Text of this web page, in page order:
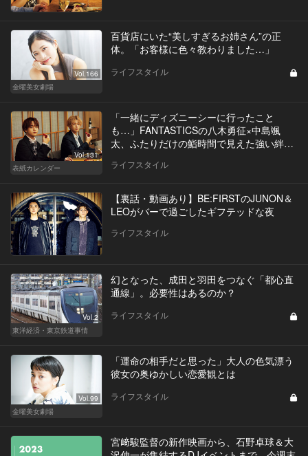
Vol.166
金曜美女劇場
百貨店にいた“美しすぎるお姉さん”の正
体。「お客様に色々教わりました…」
ライフスタイル
Vol.131
表紙カレンダー
「一緒にディズニーシーに行ったこと
も…」FANTASTICSの八木勇征×中島颯
太、ふたりだけの鮨時間で見えた強い絆と
ライフスタイル
【裏話・動画あり】BE:FIRSTのJUNON＆
LEOがバーで過ごしたギフテッドな夜
ライフスタイル
Vol.2
東洋経済・東京鉄道事情
幻となった、成田と羽田をつなぐ「都心直
通線」。必要性はあるのか？
ライフスタイル
Vol.99
金曜美女劇場
「運命の相手だと思った」大人の色気漂う
彼女の奥ゆかしい恋愛観とは
ライフスタイル
宮﨑駿監督の新作映画から、石野卓球＆大